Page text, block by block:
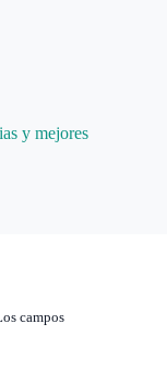
y mejores
campos